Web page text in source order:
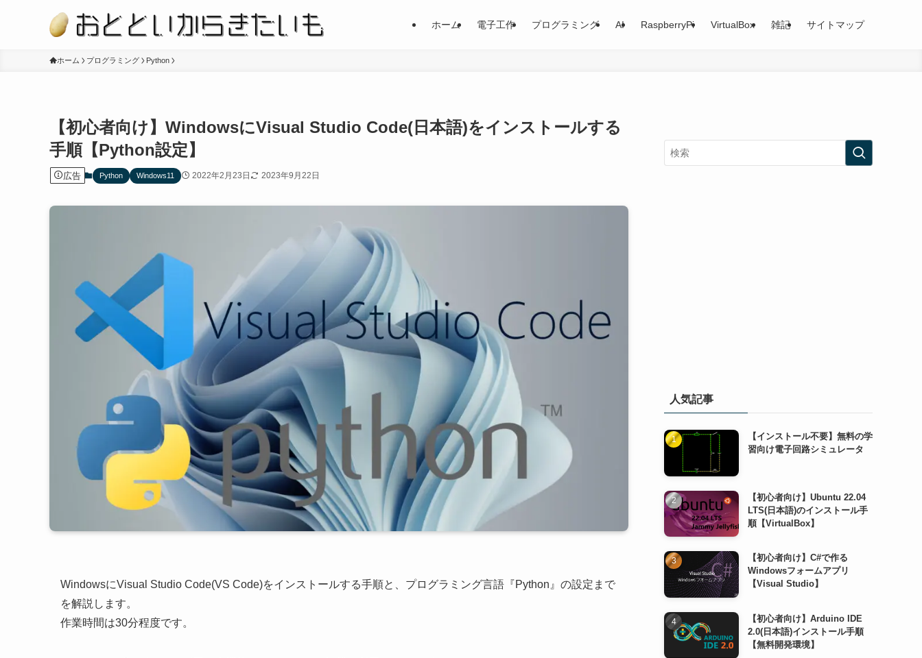
ホーム 電子工作 プログラミング AI RaspberryPi VirtualBox 雑記 サイトマップ
ホーム プログラミング Python
【初心者向け】WindowsにVisual Studio Code(日本語)をインストールする
手順【Python設定】
広告 Python Windows11 2022年2月23日 2023年9月22日
WindowsにVisual Studio Code(VS Code)をインストールする手順と、プログラミング言語『Python』の設定まで
を解説します。
作業時間は30分程度です。
人気記事
【インストール不要】無料の学
習向け電子回路シミュレータ
【初心者向け】Ubuntu 22.04
LTS(日本語)のインストール手
順【VirtualBox】
【初心者向け】C#で作る
Windowsフォームアプリ
【Visual Studio】
【初心者向け】Arduino IDE
2.0(日本語)インストール手順
【無料開発環境】